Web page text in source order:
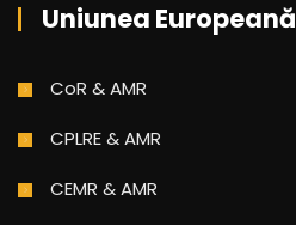
Uniunea Europeană
CoR & AMR
CPLRE & AMR
CEMR & AMR